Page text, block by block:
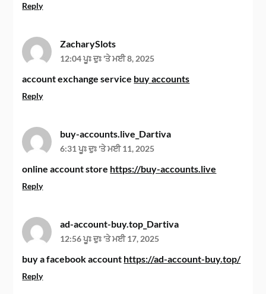
Reply
ZacharySlots
12:04 ਪੂਃ ਦੁਃ 'ਤੇ ਮਈ 8, 2025
account exchange service buy accounts
Reply
buy-accounts.live_Dartiva
6:31 ਪੂਃ ਦੁਃ 'ਤੇ ਮਈ 11, 2025
online account store https://buy-accounts.live
Reply
ad-account-buy.top_Dartiva
12:56 ਪੂਃ ਦੁਃ 'ਤੇ ਮਈ 17, 2025
buy a facebook account https://ad-account-buy.top/
Reply